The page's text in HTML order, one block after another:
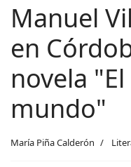
Manuel
en
novela
mundo"
María Piña Calderón